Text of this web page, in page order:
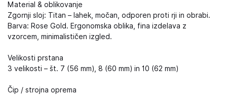
Material & oblikovanje
Zgornji sloj: Titan – lahek, močan, odporen proti rji in obrabi.
Barva: Rose Gold. Ergonomska oblika, fina izdelava z
vzorcem, minimalističen izgled.
Velikosti prstana
3 velikosti – št. 7 (56 mm), 8 (60 mm) in 10 (62 mm)
Čip / strojna oprema